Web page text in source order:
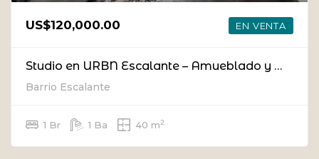
US$120,000.00 EN VENTA
Studio en URBN Escalante – Amueblado y con Vista al Atardecer (llave en mano)
Barrio Escalante
1 Br 1 Ba 40 m2